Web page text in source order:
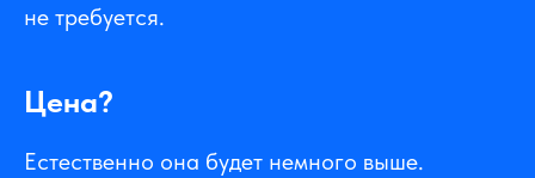
не требуется.
Цена?
Естественно она будет немного выше.